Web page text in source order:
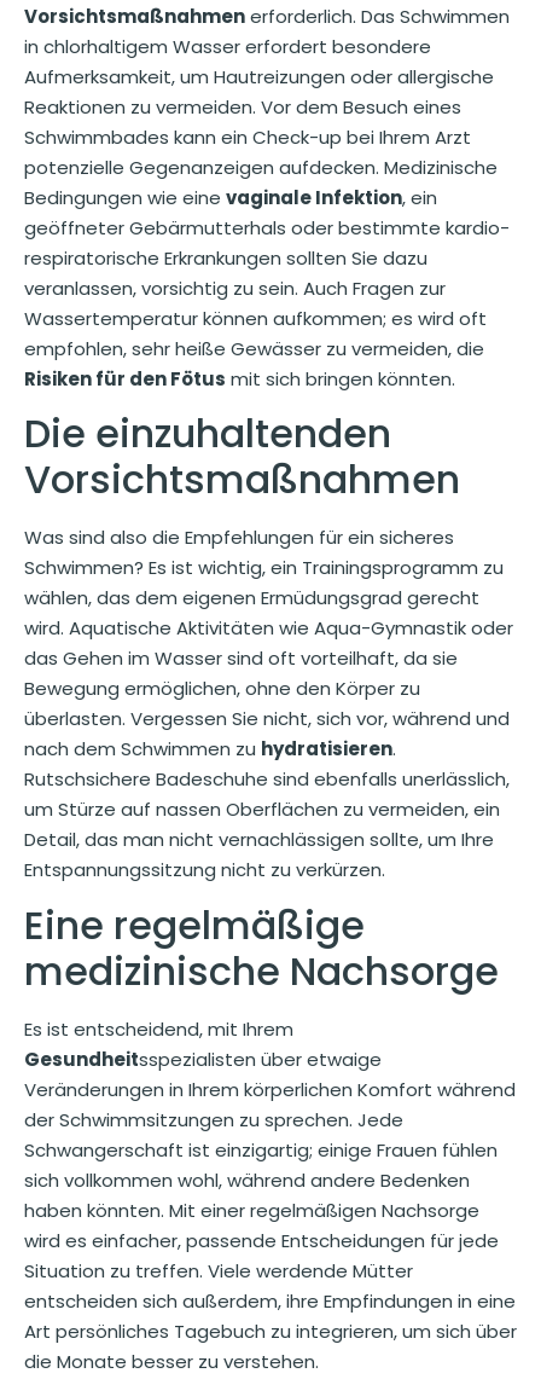
Vorsichtsmaßnahmenerforderlich. Das Schwimmen
in chlorhaltigem Wasser erfordert besondere
Aufmerksamkeit, um Hautreizungen oder allergische
Reaktionen zu vermeiden. Vor dem Besuch eines
Schwimmbades kann ein Check-up bei Ihrem Arzt
potenzielle Gegenanzeigen aufdecken. Medizinische
Bedingungen wie eine vaginale Infektion, ein
geöffneter Gebärmutterhals oder bestimmte kardio-
respiratorische Erkrankungen sollten Sie dazu
veranlassen, vorsichtig zu sein. Auch Fragen zur
Wassertemperatur können aufkommen; es wird oft
empfohlen, sehr heiße Gewässer zu vermeiden, die
Risiken für den Fötus mit sich bringen könnten.
Die einzuhaltenden
Vorsichtsmaßnahmen
Was sind also die Empfehlungen für ein sicheres
Schwimmen? Es ist wichtig, ein Trainingsprogramm zu
wählen, das dem eigenen Ermüdungsgrad gerecht
wird. Aquatische Aktivitäten wie Aqua-Gymnastik oder
das Gehen im Wasser sind oft vorteilhaft, da sie
Bewegung ermöglichen, ohne den Körper zu
überlasten. Vergessen Sie nicht, sich vor, während und
nach dem Schwimmen zu hydratisieren.
Rutschsichere Badeschuhe sind ebenfalls unerlässlich,
um Stürze auf nassen Oberflächen zu vermeiden, ein
Detail, das man nicht vernachlässigen sollte, um Ihre
Entspannungssitzung nicht zu verkürzen.
Eine regelmäßige
medizinische Nachsorge
Es ist entscheidend, mit Ihrem
Gesundheitsspezialisten über etwaige
Veränderungen in Ihrem körperlichen Komfort während
der Schwimmsitzungen zu sprechen. Jede
Schwangerschaft ist einzigartig; einige Frauen fühlen
sich vollkommen wohl, während andere Bedenken
haben könnten. Mit einer regelmäßigen Nachsorge
wird es einfacher, passende Entscheidungen für jede
Situation zu treffen. Viele werdende Mütter
entscheiden sich außerdem, ihre Empfindungen in eine
Art persönliches Tagebuch zu integrieren, um sich über
die Monate besser zu verstehen.